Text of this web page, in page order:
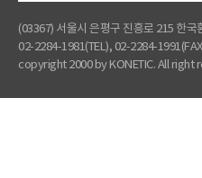
(03367) 서울시 은평구 진흥로 215 한
02-2284-1981(TEL), 02-2284-
copyright 2000 by KONETIC. All right